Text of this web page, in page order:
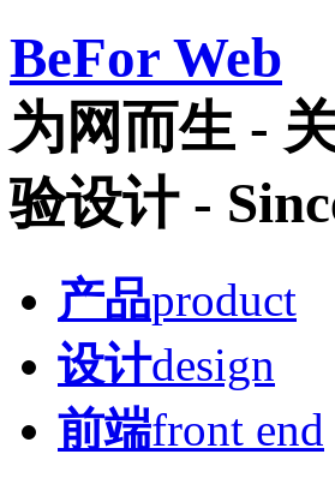
BeFor Web
为网而生 -
验设计 -
产品product
设计design
前端front end